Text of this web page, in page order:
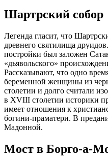
Шартрский собор
Легенда гласит, что
древнего святилища
постройки был заложен
«дьявольского»
Рассказывают, что одно
беременной женщины из
столетии и долго считали
в XVIII столетии историки
имеет отношения к
богини-праматери. В
Мадонной.
Мост в Борго-а-